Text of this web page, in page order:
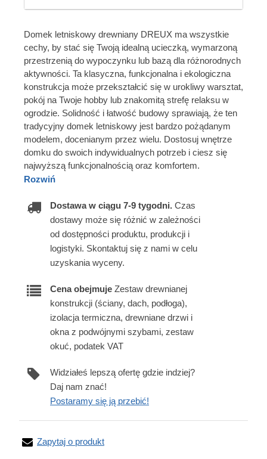
Domek letniskowy drewniany DREUX ma wszystkie
cechy, by stać się Twoją idealną ucieczką, wymarzoną
przestrzenią do wypoczynku lub bazą dla różnorodnych
aktywności. Ta klasyczna, funkcjonalna i ekologiczna
konstrukcja może przekształcić się w urokliwy warsztat,
pokój na Twoje hobby lub znakomitą strefę relaksu w
ogrodzie. Solidność i łatwość budowy sprawiają, że ten
tradycyjny domek letniskowy jest bardzo pożądanym
modelem, docenianym przez wielu. Dostosuj wnętrze
domku do swoich indywidualnych potrzeb i ciesz się
najwyższą funkcjonalnością oraz komfortem.
Rozwiń
Dostawa w ciągu 7-9 tygodni. Czas
dostawy może się różnić w zależności
od dostępności produktu, produkcji i
logistyki. Skontaktuj się z nami w celu
uzyskania wyceny.
Cena obejmuje Zestaw drewnianej
konstrukcji (ściany, dach, podłoga),
izolacja termiczna, drewniane drzwi i
okna z podwójnymi szybami, zestaw
okuć, podatek VAT
Widziałeś lepszą ofertę gdzie indziej?
Daj nam znać!
Postaramy się ją przebić!
Zapytaj o produkt